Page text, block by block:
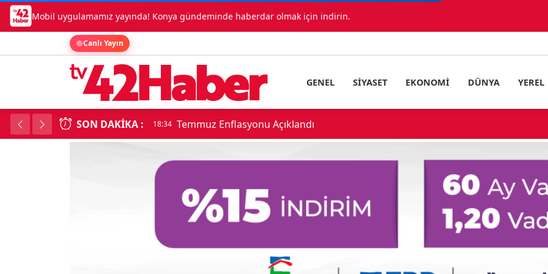
Mobil uygulamamız yayında! Konya gündeminde haberdar olmak için indirin.
Canlı Yayın
GENEL SIYASET EKONOMI DÜNYA YEREL
SON DAKIKA : 18:34 Temmuz Enflasyonu Açıklandı